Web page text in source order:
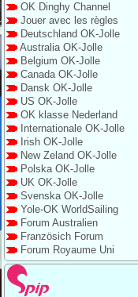
OK Dinghy Channel
Jouer avec les règles
Deutschland OK-Jolle
Australia OK-Jolle
Belgium OK-Jolle
Canada OK-Jolle
Dansk OK-Jolle
US OK-Jolle
OK klasse Nederland
Internationale OK-Jolle
Irish OK-Jolle
New Zeland OK-Jolle
Polska OK-Jolle
UK OK-Jolle
Svenska OK-Jolle
Yole-OK WorldSailing
Forum Australien
Französich Forum
Forum Royaume Uni